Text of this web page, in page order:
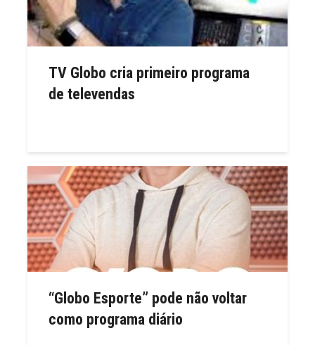
TV Globo cria primeiro programa
de televendas
“Globo Esporte” pode não voltar
como programa diário